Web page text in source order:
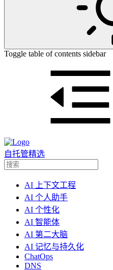
Toggle table of contents sidebar
自托管精选
AI 上下文工程
AI 个人助手
AI 个性化
AI 智能体
AI 第二大脑
AI 记忆与持久化
ChatOps
DNS